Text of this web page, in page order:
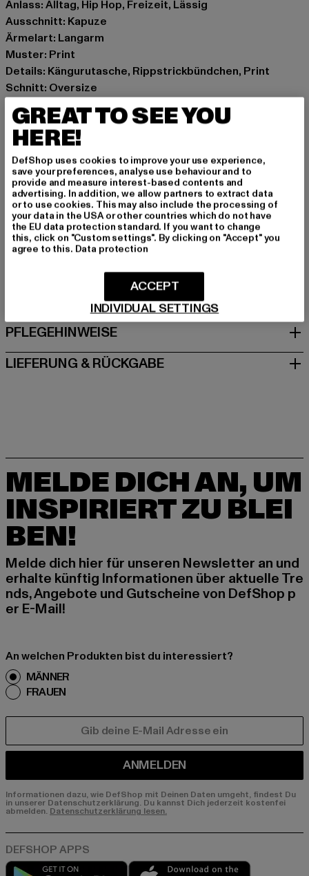
Anlass: Alltag, Hip Hop, Freizeit, Lässig
Ausschnitt: Kapuze
Ärmelart: Langarm
Muster: Print
Details: Kängurutasche, Rippstrickbündchen, Print
Schnitt: Oversize
Marke: Mister Tee
Kat.: Sweat & Fleece - Hoodies
Farbe: schwarz
Hersteller Farbe: black
Materialzusammensetzung: 100% Baumwolle
Art.Nr: MT2923-00007
Hersteller: TB International GmbH |info@tbint.de
Dr.-Robert-Murjahn-Straße 7 | 64372 Ober-Ramstadt |
DE
GRÖSSE & PASSFORM
PFLEGEHINWEISE
LIEFERUNG & RÜCKGABE
MELDE DICH AN, UM
INSPIRIERT ZU BLEI
BEN!
Melde dich hier für unseren Newsletter an und
erhalte künftig Informationen über aktuelle Tre
nds, Angebote und Gutscheine von DefShop p
er E-Mail!
An welchen Produkten bist du interessiert?
MÄNNER
FRAUEN
ANMELDEN
Informationen dazu, wie DefShop mit Deinen Daten umgeht, findest Du
in unserer Datenschutzerklärung. Du kannst Dich jederzeit kostenfei
abmelden. Datenschutzerklärung lesen.
Play market
GREAT TO SEE YOU
HERE!
DefShop uses cookies to improve your use experience,
save your preferences, analyse use behaviour and to
provide and measure interest-based contents and
advertising. In addition, we allow partners to extract data
or to use cookies. This may also include the processing of
your data in the USA or other countries which do not have
the EU data protection standard. If you want to change
this, click on "Custom settings". By clicking on "Accept" you
agree to this. Data protection
INDIVIDUAL SETTINGS
ACCEPT